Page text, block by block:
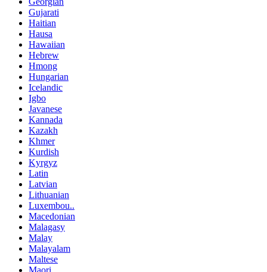
Gujarati
Haitian
Hausa
Hawaiian
Hebrew
Hmong
Hungarian
Icelandic
Igbo
Javanese
Kannada
Kazakh
Khmer
Kurdish
Kyrgyz
Latin
Latvian
Lithuanian
Luxembou..
Macedonian
Malagasy
Malay
Malayalam
Maltese
Maori